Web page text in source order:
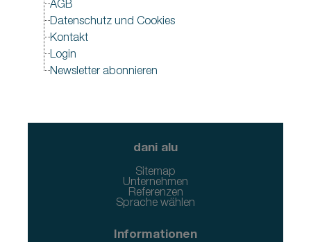
AGB
Datenschutz und Cookies
Kontakt
Login
Newsletter abonnieren
dani alu
Sitemap
Unternehmen
Referenzen
Sprache wählen
Informationen